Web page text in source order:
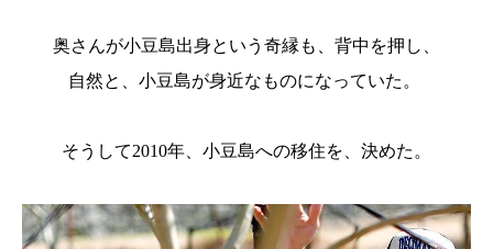
奥さんが小豆島出身という奇縁も、背中を押し、
自然と、小豆島が身近なものになっていた。
そうして2010年、小豆島への移住を、決めた。